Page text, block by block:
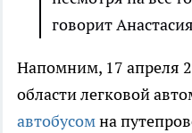
говорит
Напомним, 17 апреля
области легковой
автобусомна